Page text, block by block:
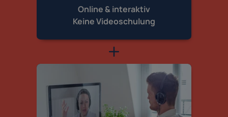
Online & interaktiv
Keine Videoschulung